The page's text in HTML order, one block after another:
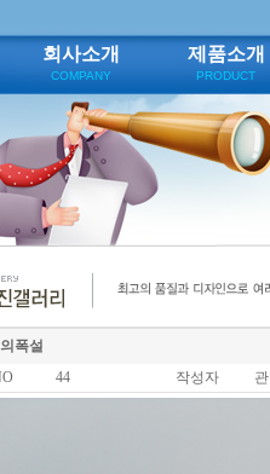
회사소개
COMPANY
제품소개
PRODUCT
폭설
44 작성자